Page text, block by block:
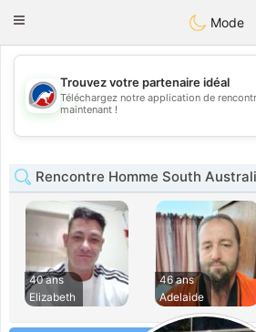
Australia
Toggle
Mode
💖
💕
Trouvez votre partenaire idéal
Téléchargez notre application de
maintenant !
Rencontre Homme South
40 ans
Elizabeth
46 ans
Adelaide